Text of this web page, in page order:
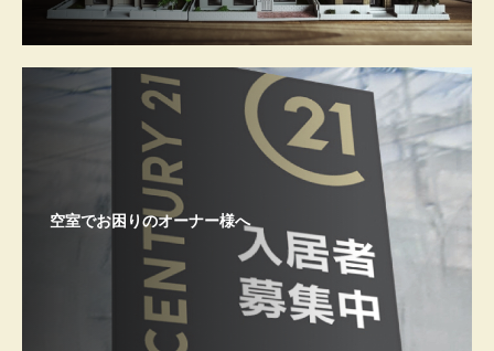
空室でお困りのオーナー様へ